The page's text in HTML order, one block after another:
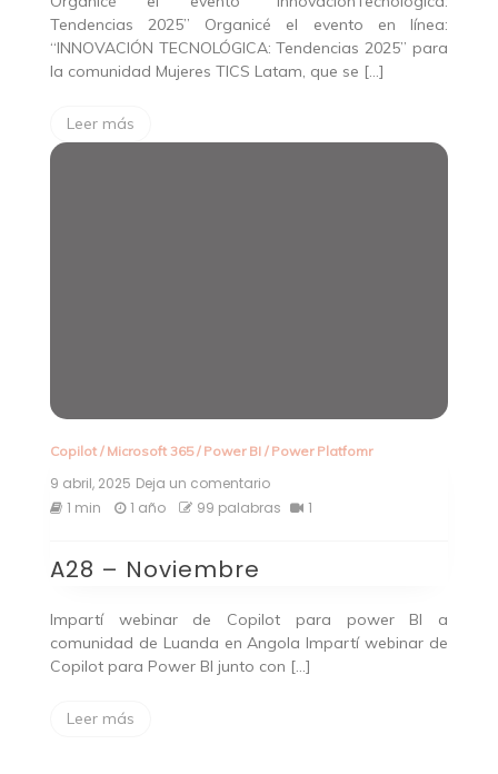
Tendencias 2025” Organicé el evento en línea:
“INNOVACIÓN TECNOLÓGICA: Tendencias 2025” para
la comunidad Mujeres TICS Latam, que se […]
Leer más
Copilot/ Microsoft 365/ Power BI/ Power Platfomr
9 abril, 2025 Deja un comentarioen
A28
1 min 1 año 99 palabras 1
A28 – Noviembre
Impartí webinar de Copilot para power BI a
comunidad de Luanda en Angola Impartí webinar de
Copilot para Power BI junto con […]
Leer más